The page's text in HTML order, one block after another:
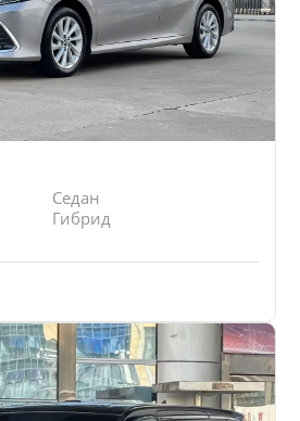
Седан
Гибрид